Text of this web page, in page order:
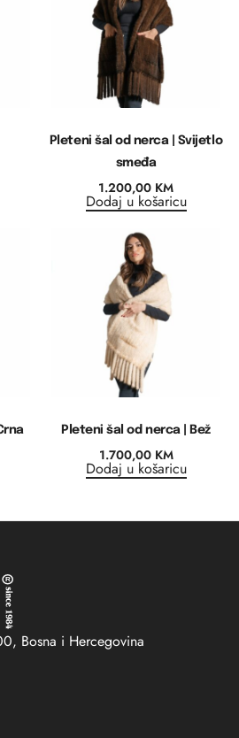
Pleteni šal od nerca | Svijetlo
smeđa
1.200,00 KM
Dodaj u košaricu
Pleteni šal od nerca | Bež
1.700,00 KM
Dodaj u košaricu
Bosna i Hercegovina